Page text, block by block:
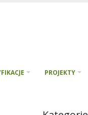
PROJEKTY